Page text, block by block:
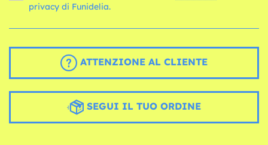
privacy di Funidelia.
ATTENZIONE AL CLIENTE
SEGUI IL TUO ORDINE